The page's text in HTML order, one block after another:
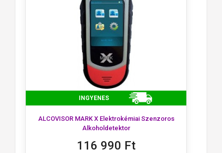
INGYENES
ALCOVISOR MARK X Elektrokémiai Szenzoros
Alkoholdetektor
116 990 Ft